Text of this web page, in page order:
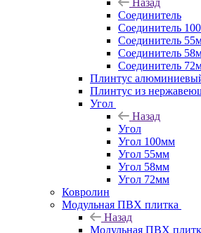
Соединитель
Соединитель
Соединитель
Соединитель
Соединитель
Плинтус
Плинтус из
Угол
Назад
Угол
Угол 100мм
Угол 55мм
Угол 58мм
Угол 72мм
Ковролин
Модульная ПВХ плитка
Назад
Модульная ПВХ